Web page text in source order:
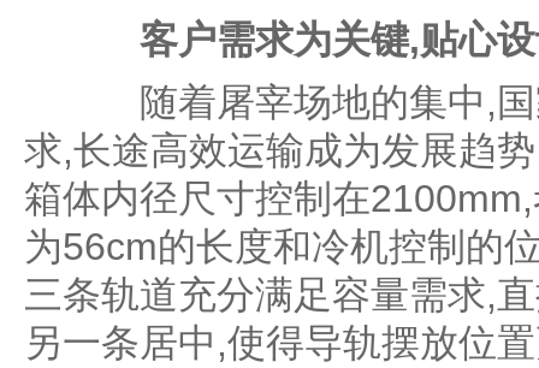
客户需求为关键,贴心
随着屠宰场地的集中,国
求,长途高效运输成为发展趋
箱体内径尺寸控制在
为56cm的长度和冷机控制的
三条轨道充分满足容量需求,
另一条居中,使得导轨摆放位